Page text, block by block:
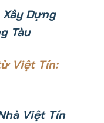
Dựng
Tàu
Việt Tín:
Việt Tín